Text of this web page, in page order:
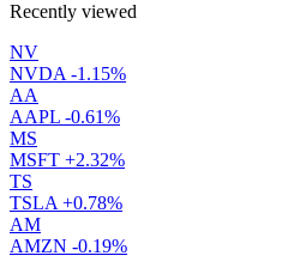
Recently viewed
NV
NVDA -1.15%
AA
AAPL -0.61%
MS
MSFT +2.32%
TS
TSLA +0.78%
AM
AMZN -0.19%